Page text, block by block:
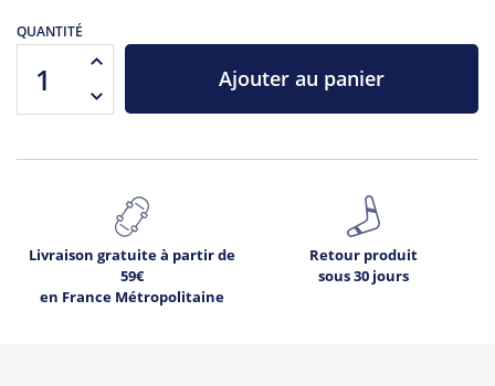
QUANTITÉ
Ajouter au panier
Livraison gratuite à partir de
59€
en France Métropolitaine
Retour produit
sous 30 jours